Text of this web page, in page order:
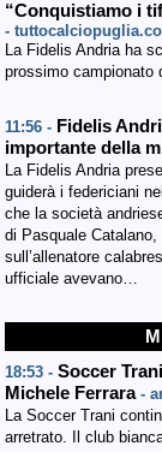
“Conquistiamo i
-
La Fidelis Andria ha
prossimo campionato
11:56 - Fidelis
importante della
La Fidelis Andria
guiderà i federiciani
che la società
di Pasquale
sull’allenatore
ufficiale avevano…
18:53 - Soccer
Michele Ferrara -
La Soccer Trani
arretrato. Il club